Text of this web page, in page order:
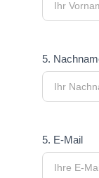
5.
5. E-Mail